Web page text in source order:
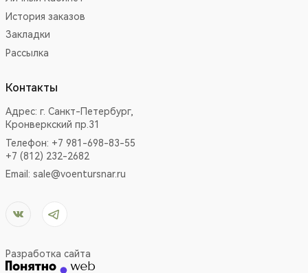
История заказов
Закладки
Рассылка
Контакты
Адрес: г. Санкт-Петербург,
Кронверкский пр.31
Телефон: +7 981-698-83-55
+7 (812) 232-2682
Email: sale@voentursnar.ru
Разработка сайта